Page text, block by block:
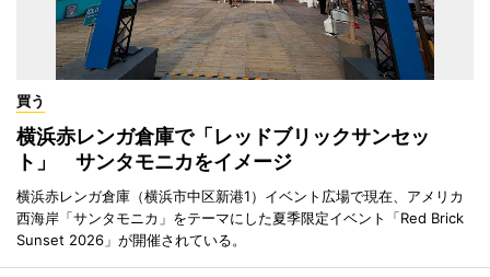
買う
横浜赤レンガ倉庫で「レッドブリックサンセッ
ト」 サンタモニカをイメージ
横浜赤レンガ倉庫（横浜市中区新港1）イベント広場で現在、アメリカ
西海岸「サンタモニカ」をテーマにした夏季限定イベント「Red Brick
Sunset 2026」が開催されている。